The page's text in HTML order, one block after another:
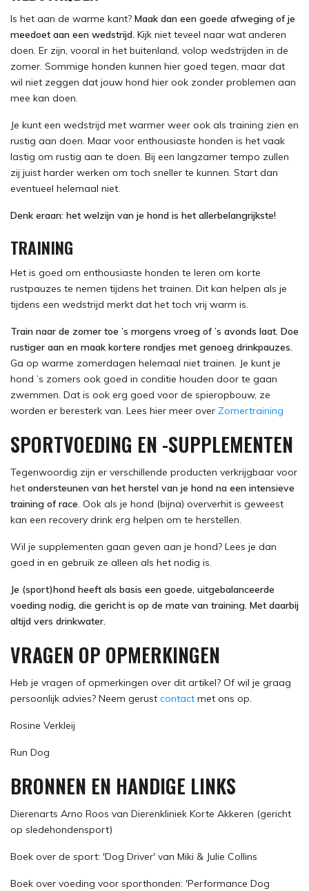
Is het aan de warme kant? Maak dan een goede afweging of je
meedoet aan een wedstrijd. Kijk niet teveel naar wat anderen
doen. Er zijn, vooral in het buitenland, volop wedstrijden in de
zomer. Sommige honden kunnen hier goed tegen, maar dat
wil niet zeggen dat jouw hond hier ook zonder problemen aan
mee kan doen.
Je kunt een wedstrijd met warmer weer ook als training zien en
rustig aan doen. Maar voor enthousiaste honden is het vaak
lastig om rustig aan te doen. Bij een langzamer tempo zullen
zij juist harder werken om toch sneller te kunnen. Start dan
eventueel helemaal niet.
Denk eraan: het welzijn van je hond is het allerbelangrijkste!
TRAINING
Het is goed om enthousiaste honden te leren om korte
rustpauzes te nemen tijdens het trainen. Dit kan helpen als je
tijdens een wedstrijd merkt dat het toch vrij warm is.
Train naar de zomer toe ’s morgens vroeg of ’s avonds laat. Doe
rustiger aan en maak kortere rondjes met genoeg drinkpauzes.
Ga op warme zomerdagen helemaal niet trainen. Je kunt je
hond ’s zomers ook goed in conditie houden door te gaan
zwemmen. Dat is ook erg goed voor de spieropbouw, ze
worden er beresterk van. Lees hier meer over Zomertraining
SPORTVOEDING EN -SUPPLEMENTEN
Tegenwoordig zijn er verschillende producten verkrijgbaar voor
het ondersteunen van het herstel van je hond na een intensieve
training of race. Ook als je hond (bijna) oververhit is geweest
kan een recovery drink erg helpen om te herstellen.
Wil je supplementen gaan geven aan je hond? Lees je dan
goed in en gebruik ze alleen als het nodig is.
Je (sport)hond heeft als basis een goede, uitgebalanceerde
voeding nodig, die gericht is op de mate van training. Met daarbij
altijd vers drinkwater.
VRAGEN OP OPMERKINGEN
Heb je vragen of opmerkingen over dit artikel? Of wil je graag
persoonlijk advies? Neem gerust contact met ons op.
Rosine Verkleij
Run Dog
BRONNEN EN HANDIGE LINKS
Dierenarts Arno Roos van Dierenkliniek Korte Akkeren (gericht
op sledehondensport)
Boek over de sport: 'Dog Driver' van Miki & Julie Collins
Boek over voeding voor sporthonden: 'Performance Dog